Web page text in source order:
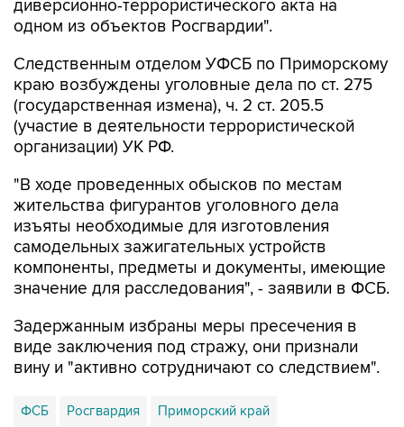
Следственным отделом УФСБ по Приморскому
(государственная измена), ч. 2 ст. 205.5
(участие в деятельности террористической
организации) УК РФ.
"В ходе проведенных обысков по местам
изъяты необходимые для изготовления
самодельных зажигательных устройств
компоненты, предметы и документы, имеющие
значение для расследования", - заявили в ФСБ.
Задержанным избраны меры пресечения в
вину и "активно сотрудничают со следствием".
ФСБ Росгвардия Приморский край